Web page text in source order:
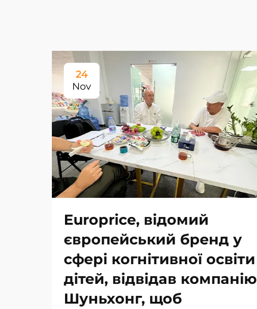
24
Nov
Europrice, відомий
європейський бренд у
сфері когнітивної освіти
дітей, відвідав компанію
Шуньхонг, щоб